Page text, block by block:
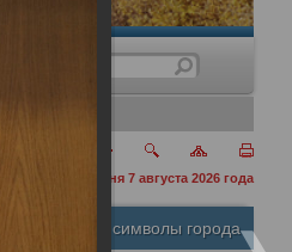
сегодня 7 августа 2026 года
Официальные символы города